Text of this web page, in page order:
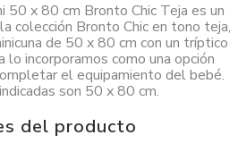
50 x 80 cm Bronto Chic Teja es un
colección Bronto Chic en tono teja,
de 50 x 80 cm con un tríptico
lo incorporamos como una opción
el equipamiento del bebé.
son 50 x 80 cm.
del producto